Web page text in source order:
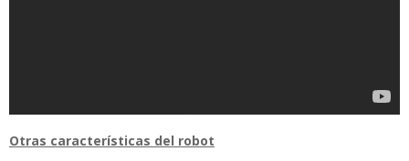
Otras características del robot